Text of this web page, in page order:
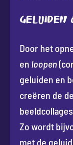
Geluiden
Door het
en loopen
geluiden en
creëren de
Zo wordt
met de